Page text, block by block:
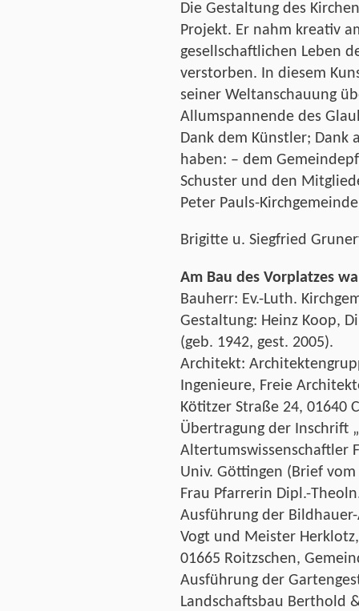
Die Gestaltung des
Projekt. Er nahm kreativ
gesellschaftlichen Leben
verstorben. In diesem
seiner Weltanschauung
Allumspannende des
Dank dem Künstler; Dank
haben: – dem
Schuster und den
Peter Pauls-
Brigitte u. Siegfried
Am Bau des Vorplatzes
Bauherr: Ev.-Luth.
Gestaltung: Heinz Koop,
(geb. 1942, gest. 2005).
Architekt:
Ingenieure, Freie
Kötitzer Straße 24, 01640
Übertragung der Inschrift
Altertumswissenschaftler
Univ. Göttingen (Brief
Frau Pfarrerin Dipl.-
Ausführung der
Vogt und Meister
01665 Roitzschen,
Ausführung der
Landschaftsbau Berthold